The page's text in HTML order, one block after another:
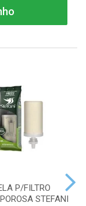
P/FILTRO
STEFANI